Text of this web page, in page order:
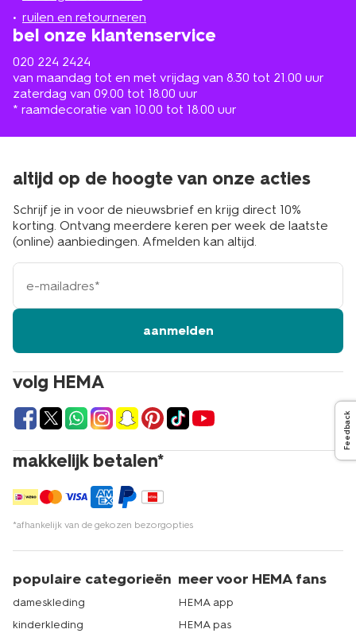
ruilen en retourneren
bel onze klantenservice
020 224 2424
van maandag tot en met vrijdag van 8.30 tot 21.00 uur
zaterdag van 09.00 tot 18.00 uur
* raamdecoratie van 10.00 tot 18.00 uur
buurt
volg HEMA
makkelijk betalen*
*afhankelijk van de gekozen bezorgopties
altijd op de hoogte van onze acties
Schrijf je in voor de nieuwsbrief en krijg direct 10%
korting. Ontvang meerdere keren per week de laatste
(online) aanbiedingen. Afmelden kan altijd.
e-
mailadres
aanmelden
populaire categorieën
dameskleding
kinderkleding
meer voor HEMA fans
HEMA app
HEMA pas
Feedback